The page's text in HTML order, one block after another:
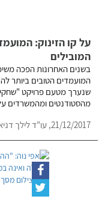
המובילים
בשנים האחרונות הפכה
המועמדים הטובים ביותר
שנערך מטעם פרויקט
מהסטודנטים ומהמשרדים
21/12/2017, עו"ד לילך